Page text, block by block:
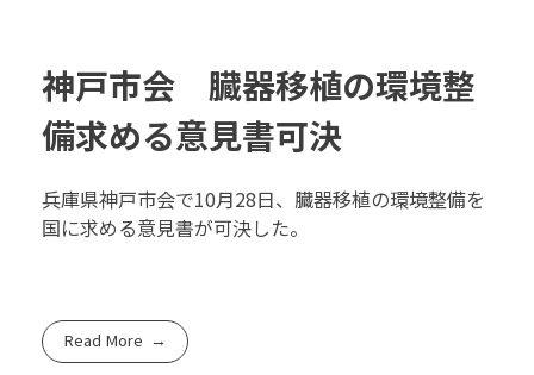
神戸市会 臓器移植の環境整
備求める意見書可決
兵庫県神戸市会で10月28日、臓器移植の環境整備を
国に求める意見書が可決した。
Read More